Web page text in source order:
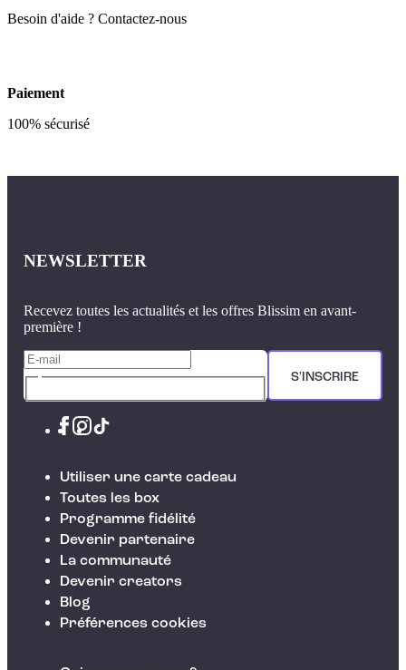
Besoin d'aide ? Contactez-nous
Paiement
100% sécurisé
NEWSLETTER
Recevez toutes les actualités et les offres Blissim en avant-
première !
S'INSCRIRE
Utiliser une carte cadeau
Toutes les box
Programme fidélité
Devenir partenaire
La communauté
Devenir creators
Blog
Préférences cookies